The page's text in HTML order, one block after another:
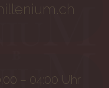
– 04:00 Uhr